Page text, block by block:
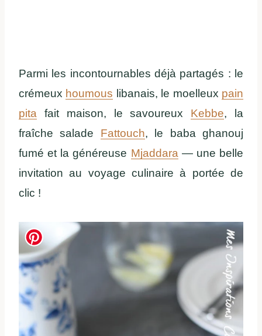
Parmi les incontournables déjà partagés : le
crémeux houmous libanais, le moelleux pain
pita fait maison, le savoureux Kebbe, la
fraîche salade Fattouch, le baba ghanouj
fumé et la généreuse Mjaddara — une belle
invitation au voyage culinaire à portée de
clic !